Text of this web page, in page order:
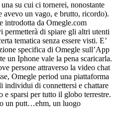
su cui ci tornerei, nonostante
avevo un vago, e brutto, ricordo).
introdotta da Omegle.com
permetterà di spiare gli altri utenti
tematica senza essere visti. E’
specifica di Omegle sull’App
un Iphone vale la pena scaricarla.
persone attraverso la video chat
Omegle period una piattaforma
individui di connettersi e chattare
e sparsi per tutto il globo terrestre.
un putt…ehm, un luogo